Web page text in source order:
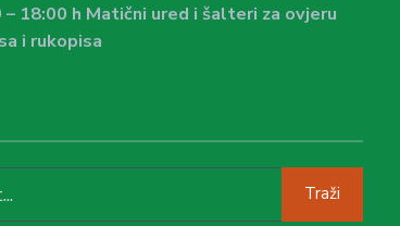
18:00 h Matični ured i šalteri za ovjeru
i rukopisa
Traži